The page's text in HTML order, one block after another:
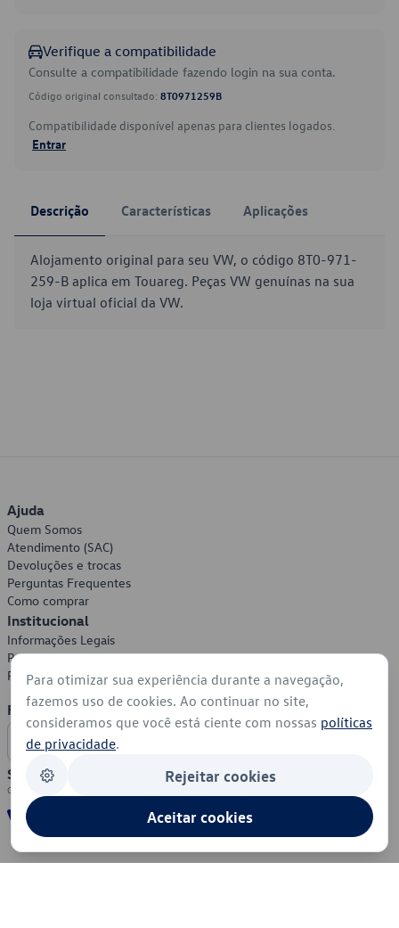
Verifique a compatibilidade
Consulte a compatibilidade fazendo login na sua conta.
Código original consultado: 8T0971259B
Compatibilidade disponível apenas para clientes logados.
Entrar
Descrição Características Aplicações
Alojamento original para seu VW, o código 8T0-971-
259-B aplica em Touareg. Peças VW genuínas na sua
loja virtual oficial da VW.
Ajuda
Quem Somos
Atendimento (SAC)
Devoluções e trocas
Perguntas Frequentes
Como comprar
Institucional
Informações Legais
Política de Privacidade
Política de Cookies
Formas de Pagamento
Segurança
Para otimizar sua experiência durante a navegação,
fazemos uso de cookies. Ao continuar no site,
consideramos que você está ciente com nossas políticas
de privacidade.
Rejeitar cookies
Aceitar cookies